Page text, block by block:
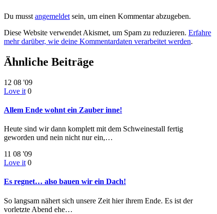
Du musst angemeldet sein, um einen Kommentar abzugeben.
Diese Website verwendet Akismet, um Spam zu reduzieren. Erfahre
mehr darüber, wie deine Kommentardaten verarbeitet werden.
Ähnliche Beiträge
12 08 '09
Love it 0
Allem Ende wohnt ein Zauber inne!
Heute sind wir dann komplett mit dem Schweinestall fertig
geworden und nein nicht nur ein,…
11 08 '09
Love it 0
Es regnet… also bauen wir ein Dach!
So langsam nähert sich unsere Zeit hier ihrem Ende. Es ist der
vorletzte Abend ehe…